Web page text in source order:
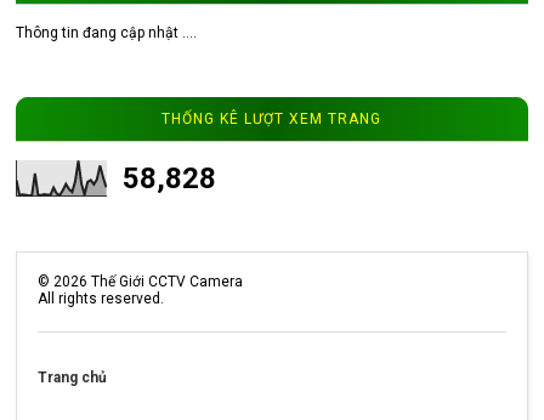
3
phân giải 4MP
Đọc thêm
Camera ip WinTech SP-IP01 độ phân giải
1.3MP
Thông tin đang cập nhật ....
THỐNG KÊ LƯỢT XEM TRANG
58,828
© 2026 Thế Giới CCTV Camera
All rights reserved.
Trang chủ